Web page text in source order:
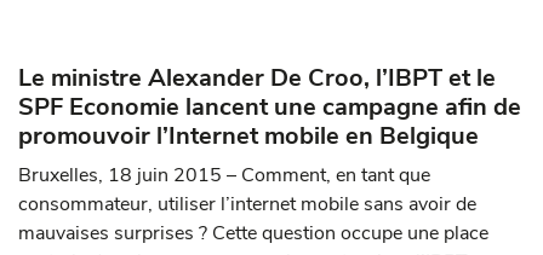
Le ministre Alexander De Croo, l’IBPT et le
SPF Economie lancent une campagne afin de
promouvoir l’Internet mobile en Belgique
Bruxelles, 18 juin 2015 – Comment, en tant que
consommateur, utiliser l’internet mobile sans avoir de
mauvaises surprises ? Cette question occupe une place